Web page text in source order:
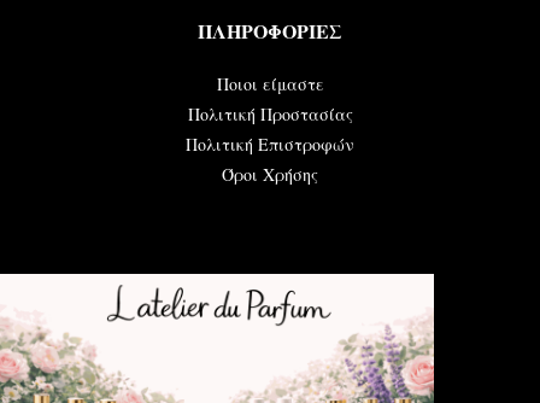
ΠΛΗΡΟΦΟΡΙΕΣ
Ποιοι είμαστε
Πολιτική Προστασίας
Πολιτική Επιστροφών
Όροι Χρήσης